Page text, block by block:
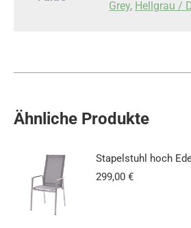
Grey, Hellgrau /
Ähnliche Produkte
Stapelstuhl hoch
299,00 €